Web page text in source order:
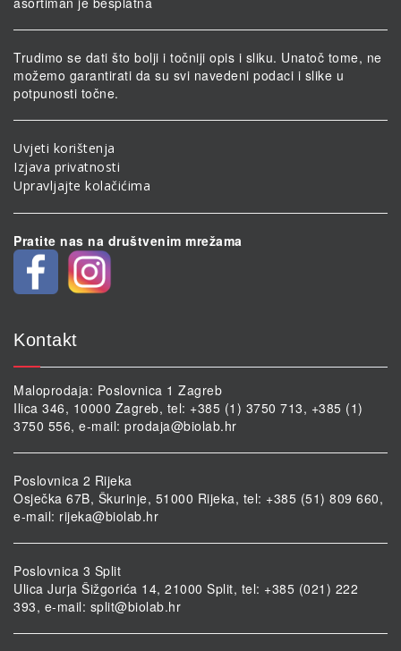
Trudimo se dati što bolji i točniji opis i sliku. Unatoč tome, ne
možemo garantirati da su svi navedeni podaci i slike u
potpunosti točne.
Uvjeti korištenja
Izjava privatnosti
Upravljajte kolačićima
Pratite nas na društvenim mrežama
Kontakt
Maloprodaja: Poslovnica 1 Zagreb
Ilica 346, 10000 Zagreb, tel: +385 (1) 3750 713, +385 (1)
3750 556, e-mail: prodaja@biolab.hr
Poslovnica 2 Rijeka
Osječka 67B, Škurinje, 51000 Rijeka, tel: +385 (51) 809 660,
e-mail: rijeka@biolab.hr
Poslovnica 3 Split
Ulica Jurja Šižgorića 14, 21000 Split, tel: +385 (021) 222
393, e-mail: split@biolab.hr